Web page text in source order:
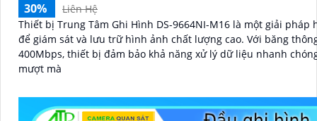
30%
Liên Hệ
Thiết bị Trung Tâm Ghi Hình DS-9664NI-M16 là một giải pháp
để giám sát và lưu trữ hình ảnh chất lượng cao. Với băng thông lên đến
400Mbps, thiết bị đảm bảo khả năng xử lý dữ liệu nhanh
mượt mà